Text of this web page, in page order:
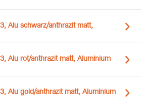
Alu schwarz/anthrazit matt,
Alu rot/anthrazit matt, Aluminium
Alu gold/anthrazit matt, Aluminium